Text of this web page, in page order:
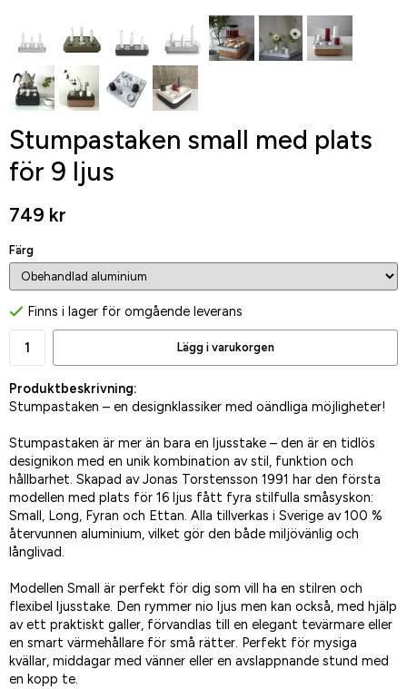
Stumpastaken small med plats
för 9 ljus
749 kr
Färg
Finns i lager för omgående leverans
Lägg i varukorgen
Produktbeskrivning:
Stumpastaken – en designklassiker med oändliga möjligheter!
Stumpastaken är mer än bara en ljusstake – den är en tidlös
designikon med en unik kombination av stil, funktion och
hållbarhet. Skapad av Jonas Torstensson 1991 har den första
modellen med plats för 16 ljus fått fyra stilfulla småsyskon:
Small, Long, Fyran och Ettan. Alla tillverkas i Sverige av 100 %
återvunnen aluminium, vilket gör den både miljövänlig och
långlivad.
Modellen Small är perfekt för dig som vill ha en stilren och
flexibel ljusstake. Den rymmer nio ljus men kan också, med hjälp
av ett praktiskt galler, förvandlas till en elegant tevärmare eller
en smart värmehållare för små rätter. Perfekt för mysiga
kvällar, middagar med vänner eller en avslappnande stund med
en kopp te.